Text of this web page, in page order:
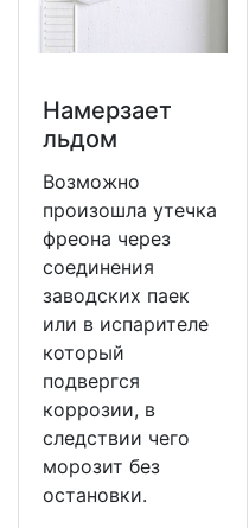
Намерзает
льдом
Возможно
произошла утечка
фреона через
соединения
заводских паек
или в испарителе
который
подвергся
коррозии, в
следствии чего
морозит без
остановки.